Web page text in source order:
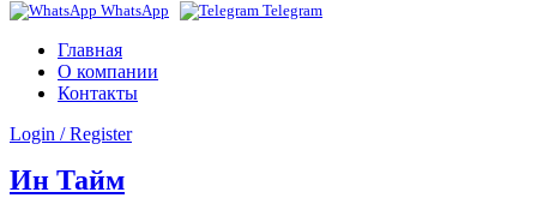
WhatsApp Telegram
Главная
О компании
Контакты
Login / Register
Ин Тайм